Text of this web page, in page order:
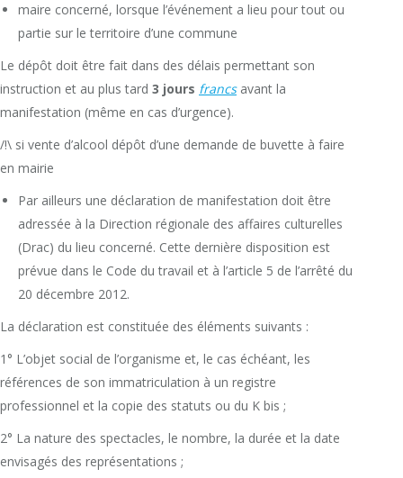
maire concerné, lorsque l’événement a lieu pour tout ou
partie sur le territoire d’une commune
Le dépôt doit être fait dans des délais permettant son
instruction et au plus tard 3 jours francs avant la
manifestation (même en cas d’urgence).
/!\ si vente d’alcool dépôt d’une demande de buvette à faire
en mairie
Par ailleurs une déclaration de manifestation doit être
adressée à la Direction régionale des affaires culturelles
(Drac) du lieu concerné. Cette dernière disposition est
prévue dans le Code du travail et à l’article 5 de l’arrêté du
20 décembre 2012.
La déclaration est constituée des éléments suivants :
1° L’objet social de l’organisme et, le cas échéant, les
références de son immatriculation à un registre
professionnel et la copie des statuts ou du K bis ;
2° La nature des spectacles, le nombre, la durée et la date
envisagés des représentations ;